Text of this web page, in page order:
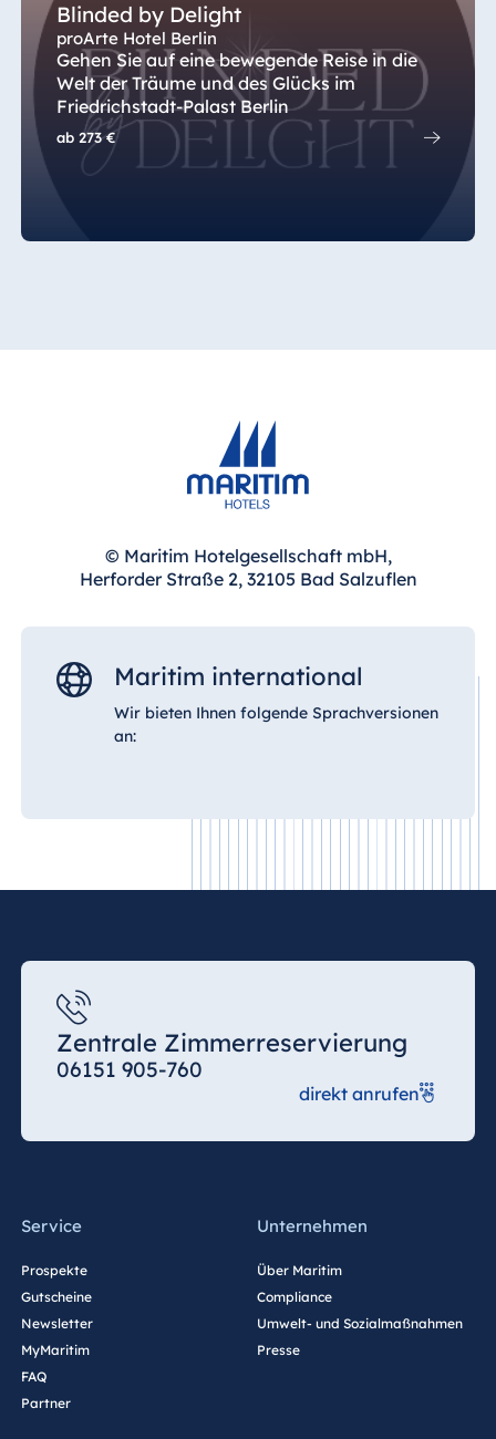
Blinded by Delight
proArte Hotel Berlin
Gehen Sie auf eine bewegende Reise in die
Welt der Träume und des Glücks im
Friedrichstadt-Palast Berlin
ab273 €
© Maritim Hotelgesellschaft mbH,
Herforder Straße 2, 32105 Bad Salzuflen
Maritim international
Wir bieten Ihnen folgende Sprachversionen
an:
Zentrale Zimmerreservierung
06151 905-760
direkt anrufen
Service
Prospekte
Gutscheine
Newsletter
MyMaritim
FAQ
Partner
Unternehmen
Über Maritim
Compliance
Umwelt- und Sozialmaßnahmen
Presse